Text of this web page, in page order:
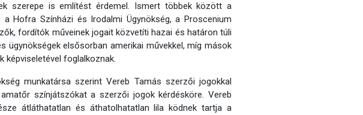
szerepe is említést érdemel. Ismert többek között a
Hofra Színházi és Irodalmi Ügynökség, a Proscenium
fordítók műveinek jogait közvetíti hazai és határon túli
ügynökségek elsősorban amerikai művekkel, míg mások
képviseletével foglalkoznak.
munkatársa szerint Vereb Tamás szerzői jogokkal
színjátszókat a szerzői jogok kérdésköre. Vereb
átláthatatlan és áthatolhatatlan lila ködnek tartja a